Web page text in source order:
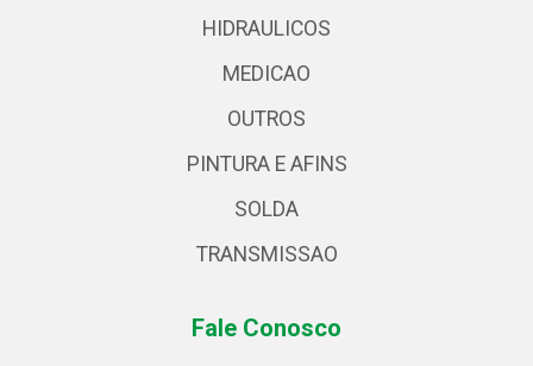
HIDRAULICOS
MEDICAO
OUTROS
PINTURA E AFINS
SOLDA
TRANSMISSAO
Fale Conosco